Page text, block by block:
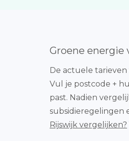
Groene
De actuele
Vul je postcode +
past. Nadien
subsidieregelingen
Rijswijk vergelijken?